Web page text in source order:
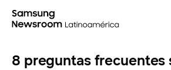
8 preguntas frecuentes